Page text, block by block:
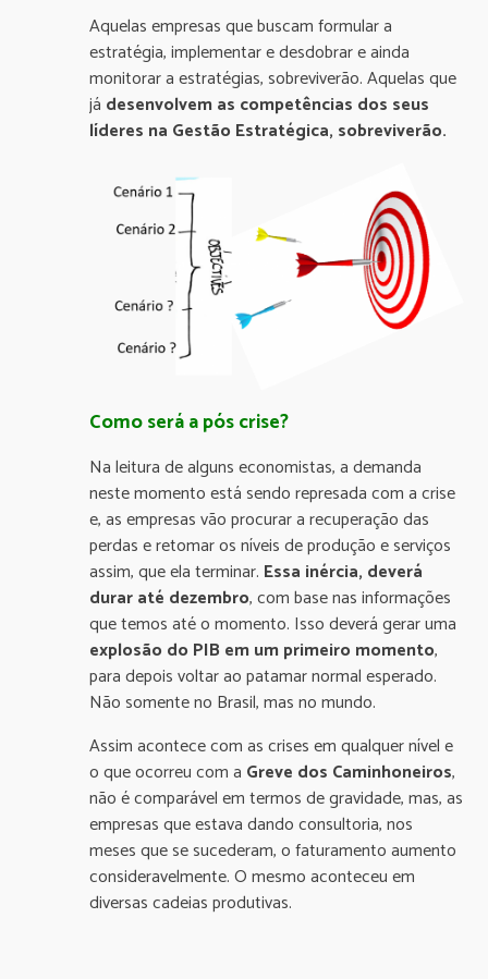
Aquelas empresas que buscam formular a
estratégia, implementar e desdobrar e ainda
monitorar a estratégias, sobreviverão. Aquelas que
já desenvolvem as competências dos seus
líderes na Gestão Estratégica, sobreviverão.
Como será a pós crise?
Na leitura de alguns economistas, a demanda
neste momento está sendo represada com a crise
e, as empresas vão procurar a recuperação das
perdas e retomar os níveis de produção e serviços
assim, que ela terminar. Essa inércia, deverá
durar até dezembro, com base nas informações
que temos até o momento. Isso deverá gerar uma
explosão do PIB em um primeiro momento,
para depois voltar ao patamar normal esperado.
Não somente no Brasil, mas no mundo.
Assim acontece com as crises em qualquer nível e
o que ocorreu com a Greve dos Caminhoneiros,
não é comparável em termos de gravidade, mas, as
empresas que estava dando consultoria, nos
meses que se sucederam, o faturamento aumento
consideravelmente. O mesmo aconteceu em
diversas cadeias produtivas.